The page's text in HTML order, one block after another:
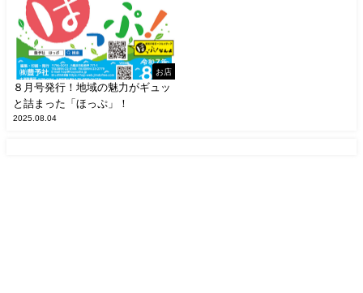
お店
８月号発行！地域の魅力がギュッ
と詰まった「ほっぷ」！
2025.08.04